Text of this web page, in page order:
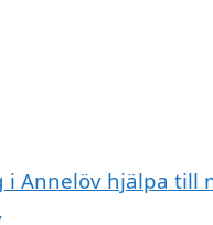
Annelöv hjälpa till